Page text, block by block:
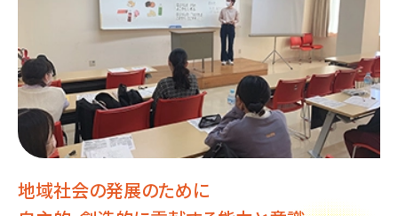
地域社会の発展のために